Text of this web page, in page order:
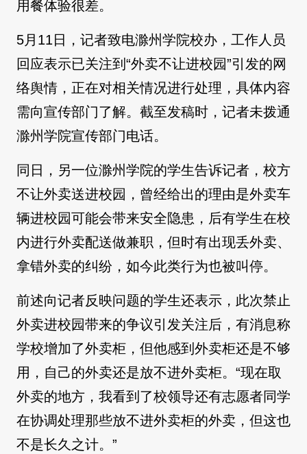
用餐体验很差。
5月11日，记者致电滁州学院校办，工作人员
回应表示已关注到“外卖不让进校园”引发的网
络舆情，正在对相关情况进行处理，具体内容
需向宣传部门了解。截至发稿时，记者未拨通
滁州学院宣传部门电话。
同日，另一位滁州学院的学生告诉记者，校方
不让外卖送进校园，曾经给出的理由是外卖车
辆进校园可能会带来安全隐患，后有学生在校
内进行外卖配送做兼职，但时有出现丢外卖、
拿错外卖的纠纷，如今此类行为也被叫停。
前述向记者反映问题的学生还表示，此次禁止
外卖进校园带来的争议引发关注后，有消息称
学校增加了外卖柜，但他感到外卖柜还是不够
用，自己的外卖还是放不进外卖柜。“现在取
外卖的地方，我看到了校领导还有志愿者同学
在协调处理那些放不进外卖柜的外卖，但这也
不是长久之计。”